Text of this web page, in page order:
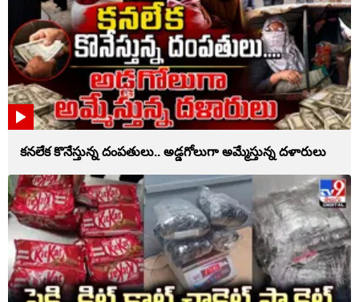
కనలేక కొనేస్తున్న దంపతులు.. అడ్డగోలుగా అమ్మేస్తున్న దళారులు